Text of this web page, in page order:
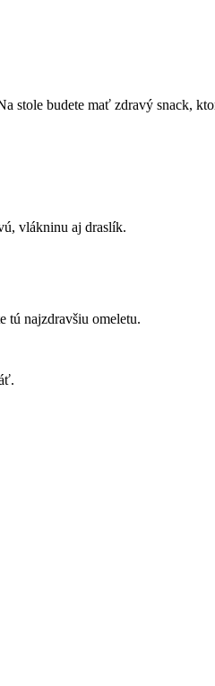
stole budete mať zdravý snack,
vlákninu aj draslík.
tú najzdravšiu omeletu.